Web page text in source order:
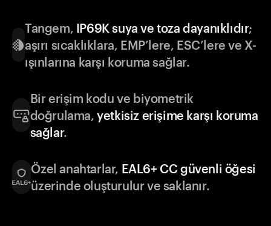
Tangem, IP69K suya ve toza dayanıklıdır;
aşırı sıcaklıklara, EMP’lere, ESC’lere ve X-
ışınlarına karşı koruma sağlar.
Bir erişim kodu ve biyometrik
doğrulama,yetkisiz erişime karşı koruma
sağlar.
Özel anahtarlar, EAL6+ CC güvenli öğesi
üzerinde oluşturulur ve saklanır.